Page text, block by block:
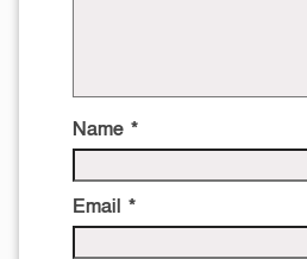
Name *
Email *